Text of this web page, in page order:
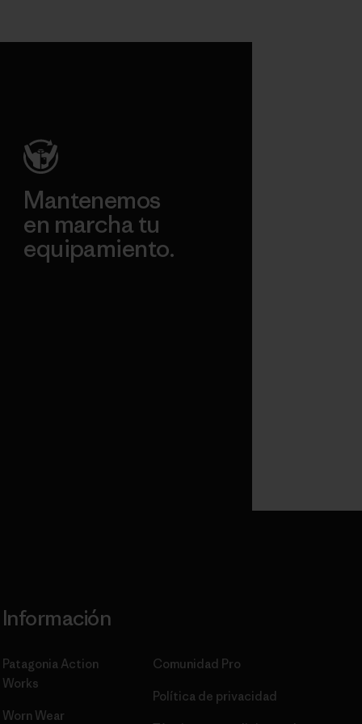
Mantenemos
en marcha tu
equipamiento.
Información
Patagonia Action
Works
Worn Wear
Comunidad Pro
Política de privacidad